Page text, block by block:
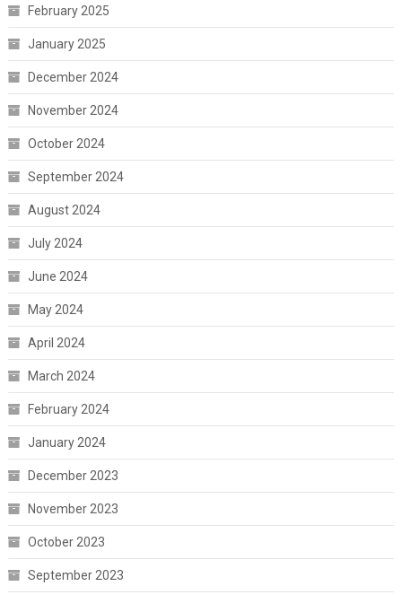
February 2025
January 2025
December 2024
November 2024
October 2024
September 2024
August 2024
July 2024
June 2024
May 2024
April 2024
March 2024
February 2024
January 2024
December 2023
November 2023
October 2023
September 2023